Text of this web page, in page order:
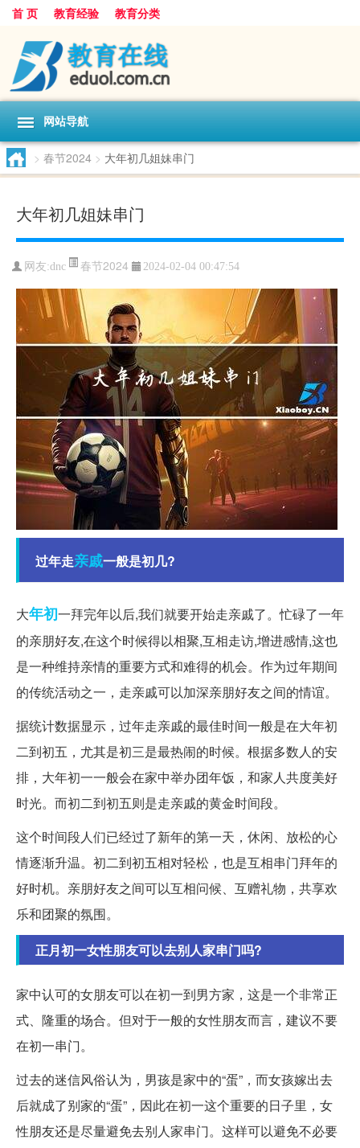
首 页 教育经验 教育分类
网站导航
> 春节2024 > 大年初几姐妹串门
大年初几姐妹串门
网友:dnc 春节2024 2024-02-04 00:47:54
过年走亲戚一般是初几?
大年初一拜完年以后,我们就要开始走亲戚了。忙碌了一年
的亲朋好友,在这个时候得以相聚,互相走访,增进感情,这也
是一种维持亲情的重要方式和难得的机会。作为过年期间
的传统活动之一，走亲戚可以加深亲朋好友之间的情谊。
据统计数据显示，过年走亲戚的最佳时间一般是在大年初
二到初五，尤其是初三是最热闹的时候。根据多数人的安
排，大年初一一般会在家中举办团年饭，和家人共度美好
时光。而初二到初五则是走亲戚的黄金时间段。
这个时间段人们已经过了新年的第一天，休闲、放松的心
情逐渐升温。初二到初五相对轻松，也是互相串门拜年的
好时机。亲朋好友之间可以互相问候、互赠礼物，共享欢
乐和团聚的氛围。
正月初一女性朋友可以去别人家串门吗?
家中认可的女朋友可以在初一到男方家，这是一个非常正
式、隆重的场合。但对于一般的女性朋友而言，建议不要
在初一串门。
过去的迷信风俗认为，男孩是家中的“蛋”，而女孩嫁出去
后就成了别家的“蛋”，因此在初一这个重要的日子里，女
性朋友还是尽量避免去别人家串门。这样可以避免不必要